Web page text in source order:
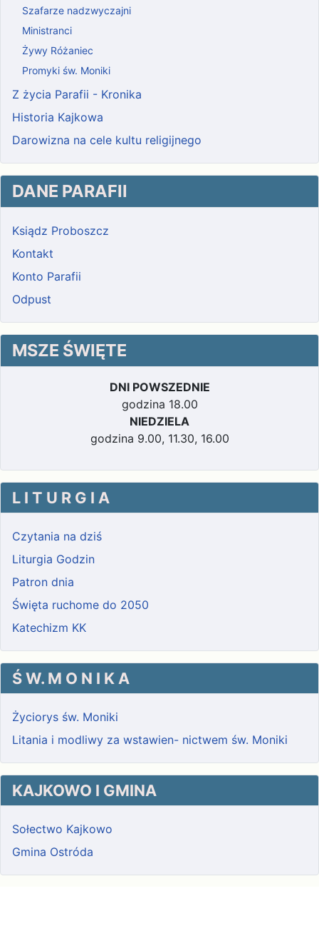
Szafarze nadzwyczajni
Ministranci
Żywy Różaniec
Promyki św. Moniki
Z życia Parafii - Kronika
Historia Kajkowa
Darowizna na cele kultu religijnego
DANE PARAFII
Ksiądz Proboszcz
Kontakt
Konto Parafii
Odpust
MSZE ŚWIĘTE
DNI POWSZEDNIE
godzina 18.00
NIEDZIELA
godzina 9.00, 11.30, 16.00
L I T U R G I A
Czytania na dziś
Liturgia Godzin
Patron dnia
Święta ruchome do 2050
Katechizm KK
Ś W. M O N I K A
Życiorys św. Moniki
Litania i modliwy za wstawien- nictwem św. Moniki
KAJKOWO I GMINA
Sołectwo Kajkowo
Gmina Ostróda